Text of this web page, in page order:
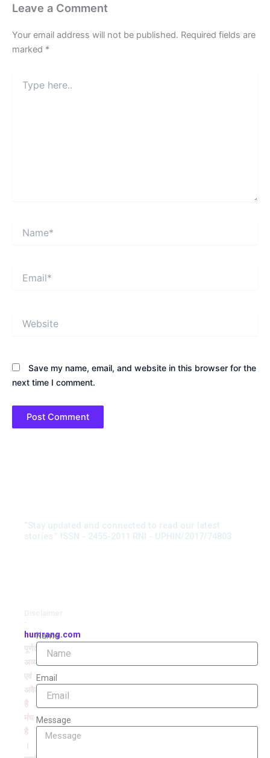
Leave a Comment
Your email address will not be published. Required fields are
marked *
here..
Save my name, email, and website in this browser for the
next time I comment.
“Stay updated and connected to read our latest
stories.” ISSN - 2455-2011 RNI - UPHIN/2017/74803
humrang.com
पूर्णतः
अव्यवसायिक
एवं
अवैतनिक
है
मंच
है
Name
Email
Message